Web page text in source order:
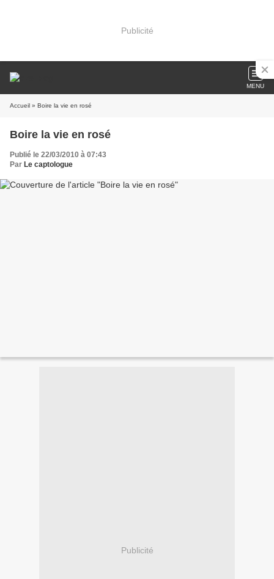
Publicité
MENU
Accueil » Boire la vie en rosé
Boire la vie en rosé
Publié le 22/03/2010 à 07:43
Par Le captologue
Publicité